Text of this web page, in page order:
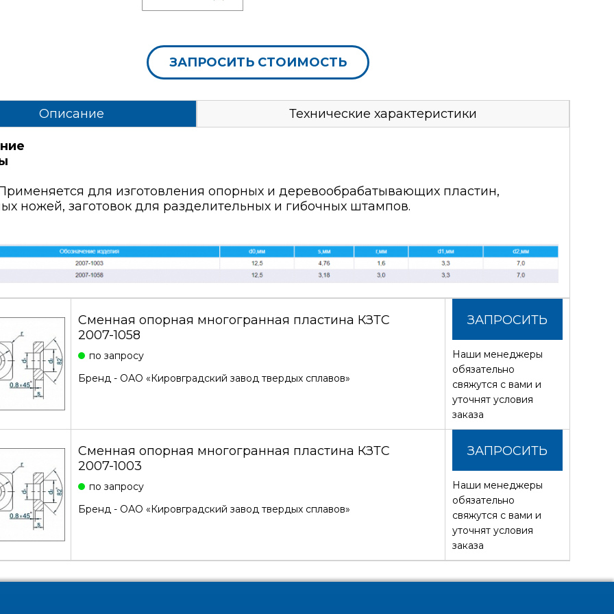
ЗАПРОСИТЬ СТОИМОСТЬ
Описание Технические характеристики
для изготовления опорных и деревообрабатывающих пластин,
ножей, заготовок для разделительных и гибочных штампов.
Сменная опорная многогранная пластина КЗТС
2007-1058
по запросу
Бренд - ОАО «Кировградский завод твердых сплавов»
ЗАПРОСИТЬ
СТОИМОСТЬ
Наши менеджеры
обязательно
свяжутся с вами и
уточнят условия
заказа
Сменная опорная многогранная пластина КЗТС
2007-1003
по запросу
Бренд - ОАО «Кировградский завод твердых сплавов»
ЗАПРОСИТЬ
СТОИМОСТЬ
Наши менеджеры
обязательно
свяжутся с вами и
уточнят условия
заказа